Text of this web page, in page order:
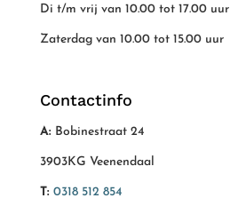
Di t/m vrij van 10.00 tot 17.00 uur
Zaterdag van 10.00 tot 15.00 uur
Contactinfo
A: Bobinestraat 24
3903KG Veenendaal
T: 0318 512 854